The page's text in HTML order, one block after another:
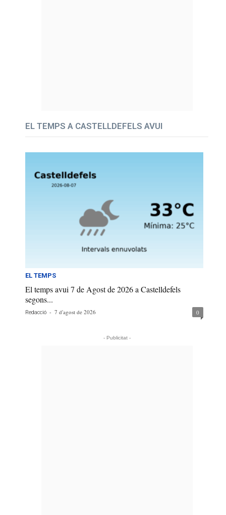
EL TEMPS A CASTELLDEFELS AVUI
EL TEMPS
El temps avui 7 de Agost de 2026 a Castelldefels
segons...
Redacció - 7 d'agost de 2026 0
- Publicitat -